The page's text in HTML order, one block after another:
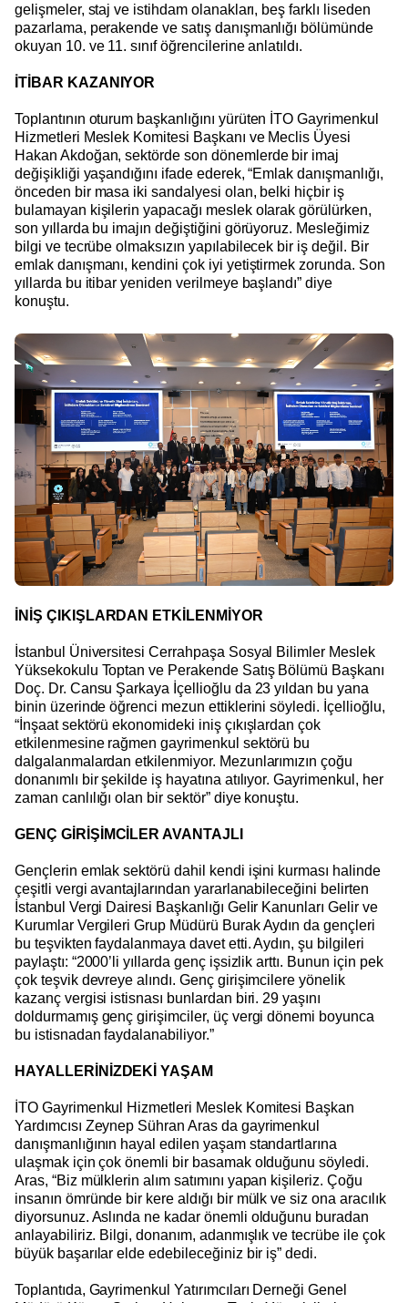
gelişmeler, staj ve istihdam olanakları, beş farklı liseden
pazarlama, perakende ve satış danışmanlığı bölümünde
okuyan 10. ve 11. sınıf öğrencilerine anlatıldı.
İTİBAR KAZANIYOR
Toplantının oturum başkanlığını yürüten İTO Gayrimenkul
Hizmetleri Meslek Komitesi Başkanı ve Meclis Üyesi
Hakan Akdoğan, sektörde son dönemlerde bir imaj
değişikliği yaşandığını ifade ederek, “Emlak danışmanlığı,
önceden bir masa iki sandalyesi olan, belki hiçbir iş
bulamayan kişilerin yapacağı meslek olarak görülürken,
son yıllarda bu imajın değiştiğini görüyoruz. Mesleğimiz
bilgi ve tecrübe olmaksızın yapılabilecek bir iş değil. Bir
emlak danışmanı, kendini çok iyi yetiştirmek zorunda. Son
yıllarda bu itibar yeniden verilmeye başlandı” diye
konuştu.
İNİŞ ÇIKIŞLARDAN ETKİLENMİYOR
İstanbul Üniversitesi Cerrahpaşa Sosyal Bilimler Meslek
Yüksekokulu Toptan ve Perakende Satış Bölümü Başkanı
Doç. Dr. Cansu Şarkaya İçellioğlu da 23 yıldan bu yana
binin üzerinde öğrenci mezun ettiklerini söyledi. İçellioğlu,
“İnşaat sektörü ekonomideki iniş çıkışlardan çok
etkilenmesine rağmen gayrimenkul sektörü bu
dalgalanmalardan etkilenmiyor. Mezunlarımızın çoğu
donanımlı bir şekilde iş hayatına atılıyor. Gayrimenkul, her
zaman canlılığı olan bir sektör” diye konuştu.
GENÇ GİRİŞİMCİLER AVANTAJLI
Gençlerin emlak sektörü dahil kendi işini kurması halinde
çeşitli vergi avantajlarından yararlanabileceğini belirten
İstanbul Vergi Dairesi Başkanlığı Gelir Kanunları Gelir ve
Kurumlar Vergileri Grup Müdürü Burak Aydın da gençleri
bu teşvikten faydalanmaya davet etti. Aydın, şu bilgileri
paylaştı: “2000’li yıllarda genç işsizlik arttı. Bunun için pek
çok teşvik devreye alındı. Genç girişimcilere yönelik
kazanç vergisi istisnası bunlardan biri. 29 yaşını
doldurmamış genç girişimciler, üç vergi dönemi boyunca
bu istisnadan faydalanabiliyor.”
HAYALLERİNİZDEKİ YAŞAM
İTO Gayrimenkul Hizmetleri Meslek Komitesi Başkan
Yardımcısı Zeynep Sühran Aras da gayrimenkul
danışmanlığının hayal edilen yaşam standartlarına
ulaşmak için çok önemli bir basamak olduğunu söyledi.
Aras, “Biz mülklerin alım satımını yapan kişileriz. Çoğu
insanın ömründe bir kere aldığı bir mülk ve siz ona aracılık
diyorsunuz. Aslında ne kadar önemli olduğunu buradan
anlayabiliriz. Bilgi, donanım, adanmışlık ve tecrübe ile çok
büyük başarılar elde edebileceğiniz bir iş” dedi.
Toplantıda, Gayrimenkul Yatırımcıları Derneği Genel